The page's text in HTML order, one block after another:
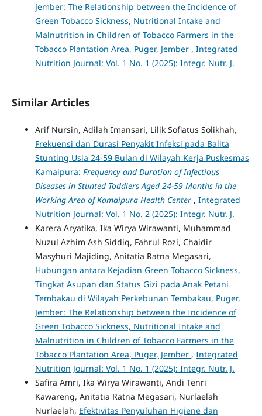
Jember: The Relationship between the Incidence of
Green Tobacco Sickness, Nutritional Intake and
Malnutrition in Children of Tobacco Farmers in the
Tobacco Plantation Area, Puger, Jember , Integrated
Nutrition Journal: Vol. 1 No. 1 (2025): Integr. Nutr. J.
Similar Articles
Arif Nursin, Adilah Imansari, Lilik Sofiatus Solikhah,
Frekuensi dan Durasi Penyakit Infeksi pada Balita
Stunting Usia 24-59 Bulan di Wilayah Kerja Puskesmas
Kamaipura: Frequency and Duration of Infectious
Diseases in Stunted Toddlers Aged 24-59 Months in the
Working Area of Kamaipura Health Center , Integrated
Nutrition Journal: Vol. 1 No. 2 (2025): Integr. Nutr. J.
Karera Aryatika, Ika Wirya Wirawanti, Muhammad
Nuzul Azhim Ash Siddiq, Fahrul Rozi, Chaidir
Masyhuri Majiding, Anitatia Ratna Megasari,
Hubungan antara Kejadian Green Tobacco Sickness,
Tingkat Asupan dan Status Gizi pada Anak Petani
Tembakau di Wilayah Perkebunan Tembakau, Puger,
Jember: The Relationship between the Incidence of
Green Tobacco Sickness, Nutritional Intake and
Malnutrition in Children of Tobacco Farmers in the
Tobacco Plantation Area, Puger, Jember , Integrated
Nutrition Journal: Vol. 1 No. 1 (2025): Integr. Nutr. J.
Safira Amri, Ika Wirya Wirawanti, Andi Tenri
Kawareng, Anitatia Ratna Megasari, Nurlaelah
Nurlaelah, Efektivitas Penyuluhan Higiene dan